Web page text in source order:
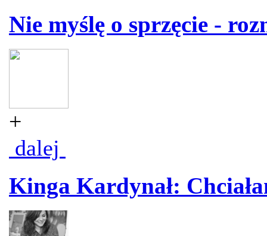
Nie myślę o sprzęcie -
+
dalej
Kinga Kardynał: